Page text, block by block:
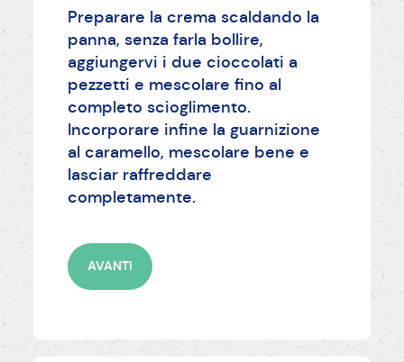
Preparare la crema scaldando la
panna, senza farla bollire,
aggiungervi i due cioccolati a
pezzetti e mescolare fino al
completo scioglimento.
Incorporare infine la guarnizione
al caramello, mescolare bene e
lasciar raffreddare
completamente.
AVANTI